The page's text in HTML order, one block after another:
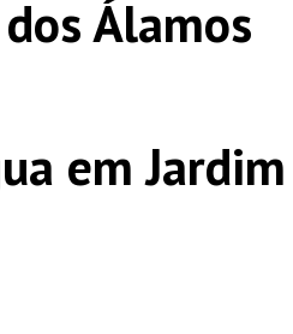
Álamos
em Jardim